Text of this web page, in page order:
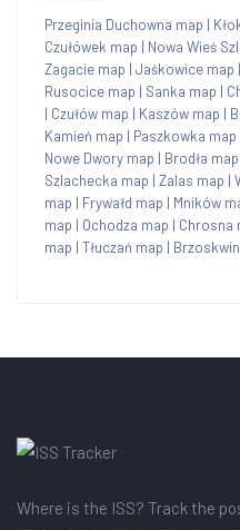
Przeginia Duchowna map |
Czułówek map | Nowa Wieś
Zagacie map | Jaśkowice map |
Rusocice map | Sanka map |
| Czułów map | Kaszów map |
Kamień map | Paszkowka map
Nowe Dwory map | Brodła map
Szlachecka map | Zalas map |
map | Frywałd map | Mników
map | Ochodza map | Chrosna
map | Tłuczań map |
Where is the ISS? Track the